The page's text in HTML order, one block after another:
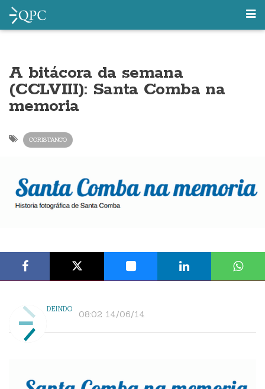
A bitácora da semana
(CCLVIII): Santa Comba na
memoria
CORISTANCO
DEINDO 08:02 14/06/14